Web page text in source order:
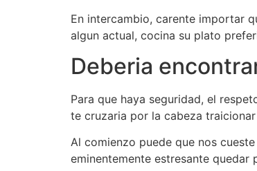
En intercambio, carente importar
algun actual, cocina su plato
Deberia
Para que haya seguridad, el
te cruzaria por la cabeza traicionar
Al comienzo puede que nos
eminentemente estresante